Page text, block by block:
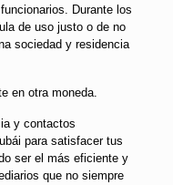
Durante los
de uso justo o de no
sociedad y residencia
en otra moneda.
y contactos
para satisfacer tus
ser el más eficiente y
que no siempre